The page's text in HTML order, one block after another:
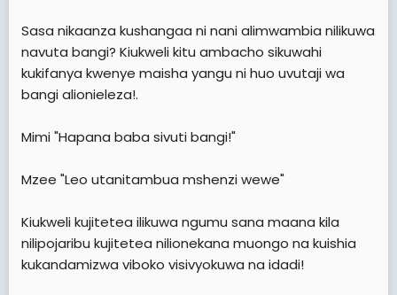
Sasa nikaanza kushangaa ni nani alimwambia nilikuwa
navuta bangi? Kiukweli kitu ambacho sikuwahi
kukifanya kwenye maisha yangu ni huo uvutaji wa
bangi alionieleza!.
Mimi "Hapana baba sivuti bangi!"
Mzee "Leo utanitambua mshenzi wewe"
Kiukweli kujitetea ilikuwa ngumu sana maana kila
nilipojaribu kujitetea nilionekana muongo na kuishia
kukandamizwa viboko visivyokuwa na idadi!